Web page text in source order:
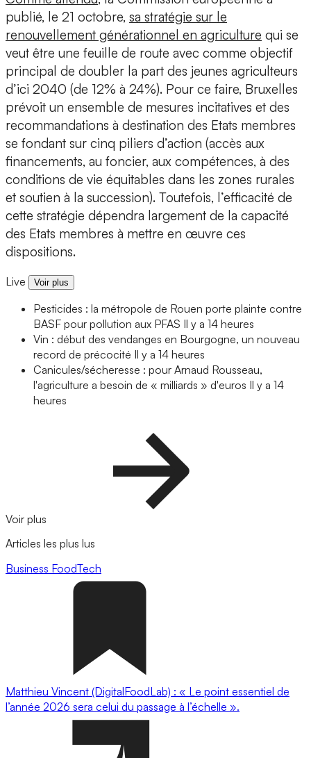
publié, le 21 octobre, sa stratégie sur le
renouvellement générationnel en agriculture qui se
veut être une feuille de route avec comme objectif
principal de doubler la part des jeunes agriculteurs
d’ici 2040 (de 12% à 24%). Pour ce faire, Bruxelles
prévoit un ensemble de mesures incitatives et des
recommandations à destination des Etats membres
se fondant sur cinq piliers d’action (accès aux
financements, au foncier, aux compétences, à des
conditions de vie équitables dans les zones rurales
et soutien à la succession). Toutefois, l’efficacité de
cette stratégie dépendra largement de la capacité
des Etats membres à mettre en œuvre ces
dispositions.
Live Voir plus
Pesticides : la métropole de Rouen porte plainte contre
BASF pour pollution aux PFAS Il y a 14 heures
Vin : début des vendanges en Bourgogne, un nouveau
record de précocité Il y a 14 heures
Canicules/sécheresse : pour Arnaud Rousseau,
l'agriculture a besoin de « milliards » d'euros Il y a 14
heures
Voir plus
Articles les plus lus
Business FoodTech
Matthieu Vincent (DigitalFoodLab) : « Le point essentiel de
l’année 2026 sera celui du passage à l’échelle ».